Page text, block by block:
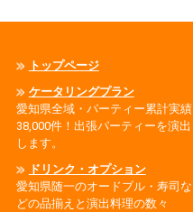
トップページ
ケータリングプラン
愛知県全域・パーティー累計実績
38,000件！出張パーティーを演出
します。
ドリンク・オプション
愛知県随一のオードブル・寿司な
どの品揃えと演出料理の数々